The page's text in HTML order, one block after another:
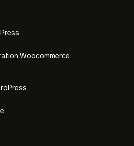
Woocommerce